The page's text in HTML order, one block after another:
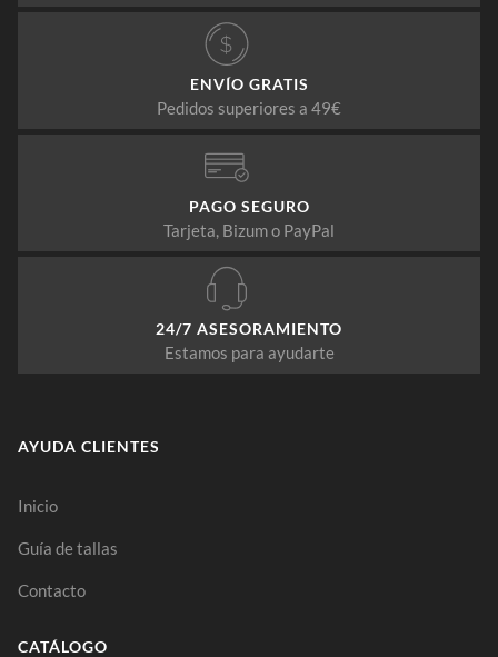
ENVÍO GRATIS
Pedidos superiores a 49€
PAGO SEGURO
Tarjeta, Bizum o PayPal
24/7 ASESORAMIENTO
Estamos para ayudarte
AYUDA CLIENTES
Inicio
Guía de tallas
Contacto
CATÁLOGO